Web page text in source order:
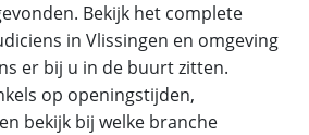
Bekijk het complete
in Vlissingen en omgeving
er bij u in de buurt zitten.
op openingstijden,
bekijk bij welke branche